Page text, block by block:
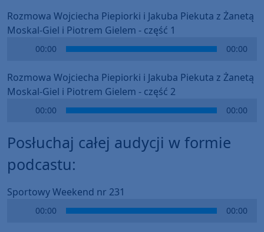
Rozmowa Wojciecha Piepiorki i Jakuba Piekuta z Żanetą
Moskal-Giel i Piotrem Gielem - część 1
00:00 00:00
Rozmowa Wojciecha Piepiorki i Jakuba Piekuta z Żanetą
Moskal-Giel i Piotrem Gielem - część 2
00:00 00:00
Posłuchaj całej audycji w formie
podcastu:
Sportowy Weekend nr 231
00:00 00:00